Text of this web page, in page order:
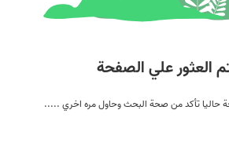
العثور علي الصفحة
حاليا تأكد من صحة البحث وحاول مره اخري .....